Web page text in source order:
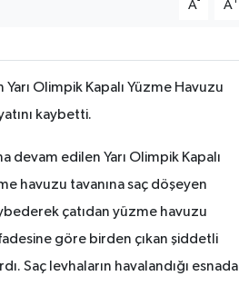
A A
Yarı Olimpik Kapalı Yüzme Havuzu
kaybetti.
devam edilen Yarı Olimpik Kapalı
havuzu tavanına saç döşeyen
çatıdan yüzme havuzu
göre birden çıkan şiddetli
Saç levhaların havalandığı esnada